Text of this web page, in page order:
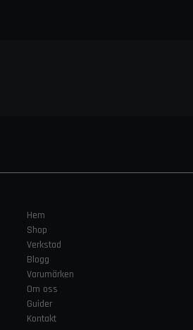
Hem
Shop
Verkstad
Blogg
Varumärken
Om oss
Guider
Kontakt